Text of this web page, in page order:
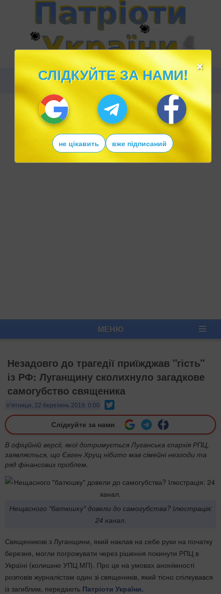
МЕНЮ
Незадовго до трагедії приїжджав "гість"
із РФ: Луганщину сколихнуло загадкове
самогубство священика
п’ятниця, 22 березень 2019, 0:00
Слідкуйте за нами
В офіційній версії, якої дотримується Луганська єпархія РПЦ,
заявляється, що Євген Хрущ нібито мав сімейні незгоди та
ряд фінансових проблем.
Нещасного "батюшку" довели до самогубства? Ілюстрація:
24 канал.
Священикові з Луганщини, який наклав на себе руки на початку
березня, могли погрожувати через рішення покинути РПЦ в
Україні (колишню УПЦ МП). Про це на умовах анонімності
розповів журналістам один зі священиків, який тісно спілкувався
із загиблим, передають Патріоти України.
×
СЛІДКУЙТЕ ЗА НАМИ!
не цікавить вже підписаний